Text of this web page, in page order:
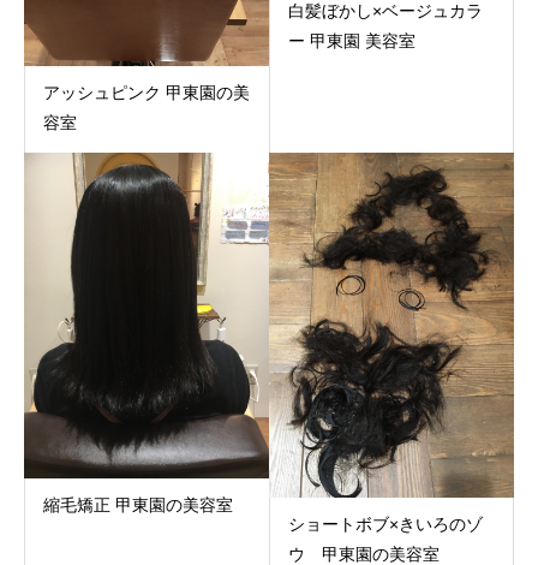
アッシュピンク 甲東園の美
容室
白髪ぼかし×ベージュカラ
ー 甲東園 美容室
縮毛矯正 甲東園の美容室
ショートボブ×きいろのゾ
ウ 甲東園の美容室